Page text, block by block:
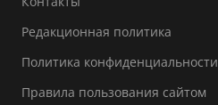
Редакционная политика
Политика конфиденциальности
Правила пользования сайтом